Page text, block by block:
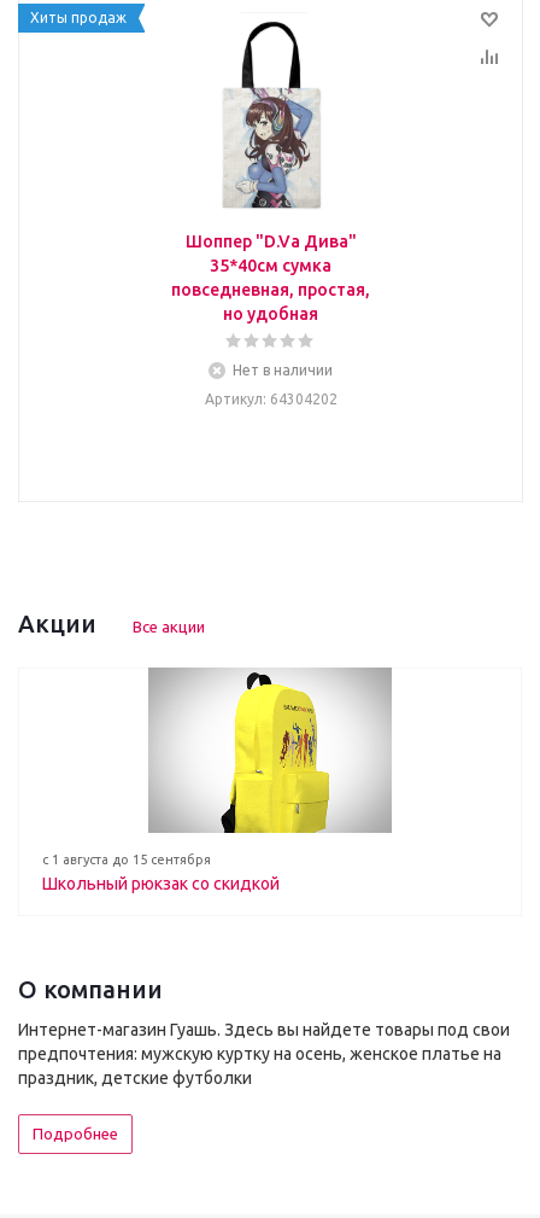
Хиты продаж
Шоппер "D.Va Дива"
35*40см сумка
повседневная, простая,
но удобная
Нет в наличии
Артикул: 64304202
Акции Все акции
с 1 августа до 15 сентября
Школьный рюкзак со скидкой
О компании
Интернет-магазин Гуашь. Здесь вы найдете товары под свои
предпочтения: мужскую куртку на осень, женское платье на
праздник, детские футболки
Подробнее